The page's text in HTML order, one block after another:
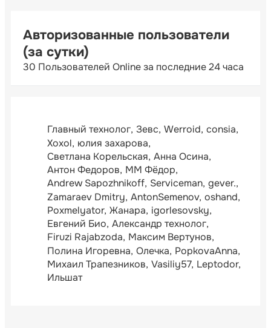
Авторизованные пользователи
(за сутки)
30 Пользователей Online за последние 24 часа
Главный технолог Зевс Werroid consia
Xoxol юлия захарова
Светлана Корельская Анна Осина
Антон Федоров ММ Фёдор
Andrew Sapozhnikoff Serviceman gever.
Zamaraev Dmitry AntonSemenov oshand
Poxmelyator Жанара igorlesovsky
Евгений Био Александр технолог
Firuzi Rajabzoda Максим Вертунов
Полина Игоревна Олечка PopkovaAnna
Михаил Трапезников Vasiliy57 Leptodor
Ильшат